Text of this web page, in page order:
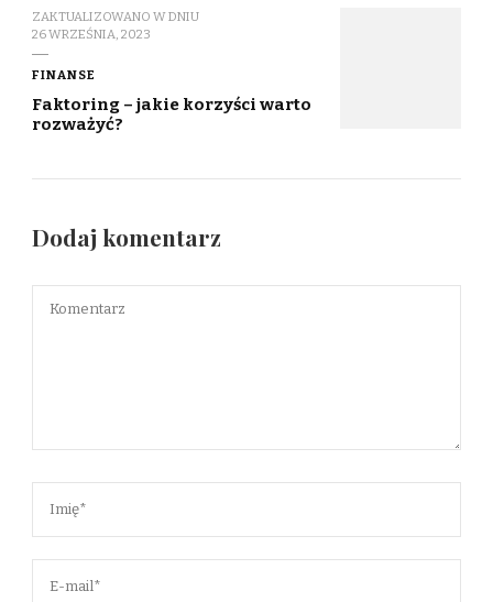
ZAKTUALIZOWANO W DNIU
26 WRZEŚNIA, 2023
FINANSE
Faktoring – jakie korzyści warto
rozważyć?
Dodaj komentarz